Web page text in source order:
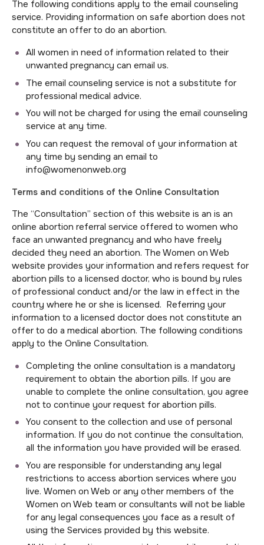
The following conditions apply to the email counseling
service. Providing information on safe abortion does not
constitute an offer to do an abortion.
All women in need of information related to their
unwanted pregnancy can email us.
The email counseling service is not a substitute for
professional medical advice.
You will not be charged for using the email counseling
service at any time.
You can request the removal of your information at
any time by sending an email to
info@womenonweb.org
Terms and conditions of the Online Consultation
The “Consultation” section of this website is an is an
online abortion referral service offered to women who
face an unwanted pregnancy and who have freely
decided they need an abortion. The Women on Web
website provides your information and refers request for
abortion pills to a licensed doctor, who is bound by rules
of professional conduct and/or the law in effect in the
country where he or she is licensed. Referring your
information to a licensed doctor does not constitute an
offer to do a medical abortion. The following conditions
apply to the Online Consultation.
Completing the online consultation is a mandatory
requirement to obtain the abortion pills. If you are
unable to complete the online consultation, you agree
not to continue your request for abortion pills.
You consent to the collection and use of personal
information. If you do not continue the consultation,
all the information you have provided will be erased.
You are responsible for understanding any legal
restrictions to access abortion services where you
live. Women on Web or any other members of the
Women on Web team or consultants will not be liable
for any legal consequences you face as a result of
using the Services provided by this website.